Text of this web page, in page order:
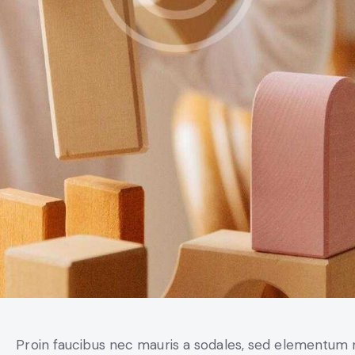
Proin faucibus nec mauris a sodales, sed elementum